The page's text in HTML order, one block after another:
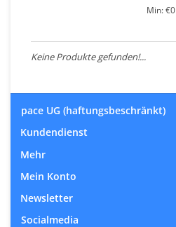
Min: €0
Keine Produkte gefunden!...
pace UG (haftungsbeschränkt)
Kundendienst
Mehr
Mein Konto
Newsletter
Socialmedia